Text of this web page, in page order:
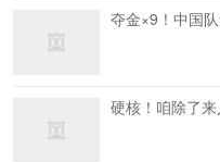
夺金×9！中国
硬核！咱除了